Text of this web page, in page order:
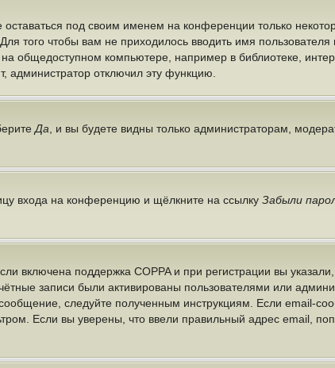
оставаться под своим именем на конференции только
того чтобы вам не приходилось вводить имя
общедоступном компьютере, например в библиотеке,
администратор отключил эту функцию.
Да , и вы будете видны только администраторам,
входа на конференцию и щёлкните на ссылку Забыли
включена поддержка COPPA и при регистрации вы
записи были активированы пользователями или
следуйте полученным инструкциям. Если email-
Если вы уверены, что ввели правильный адрес email,